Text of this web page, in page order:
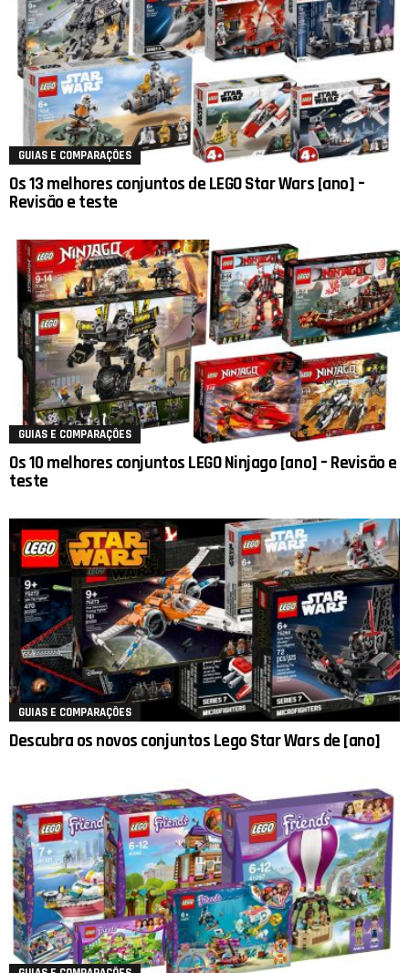
GUIAS E COMPARAÇÕES
Os 13 melhores conjuntos de LEGO Star Wars [ano] –
Revisão e teste
GUIAS E COMPARAÇÕES
Os 10 melhores conjuntos LEGO Ninjago [ano] – Revisão e
teste
GUIAS E COMPARAÇÕES
Descubra os novos conjuntos Lego Star Wars de [ano]